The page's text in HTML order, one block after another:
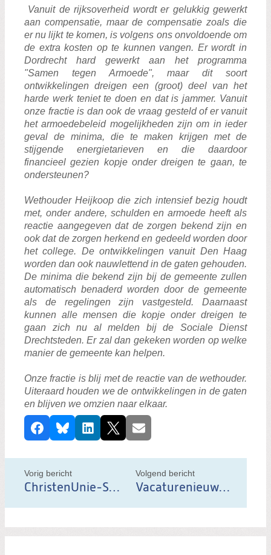
Vanuit de rijksoverheid wordt er gelukkig gewerkt
aan compensatie, maar de compensatie zoals die
er nu lijkt te komen, is volgens ons onvoldoende om
de extra kosten op te kunnen vangen. Er wordt in
Dordrecht hard gewerkt aan het programma
"Samen tegen Armoede", maar dit soort
ontwikkelingen dreigen een (groot) deel van het
harde werk teniet te doen en dat is jammer. Vanuit
onze fractie is dan ook de vraag gesteld of er vanuit
het armoedebeleid mogelijkheden zijn om in ieder
geval de minima, die te maken krijgen met de
stijgende energietarieven en die daardoor
financieel gezien kopje onder dreigen te gaan, te
ondersteunen?
Wethouder Heijkoop die zich intensief bezig houdt
met, onder andere, schulden en armoede heeft als
reactie aangegeven dat de zorgen bekend zijn en
ook dat de zorgen herkend en gedeeld worden door
het college. De ontwikkelingen vanuit Den Haag
worden dan ook nauwlettend in de gaten gehouden.
De minima die bekend zijn bij de gemeente zullen
automatisch benaderd worden door de gemeente
als de regelingen zijn vastgesteld. Daarnaast
kunnen alle mensen die kopje onder dreigen te
gaan zich nu al melden bij de Sociale Dienst
Drechtsteden. Er zal dan gekeken worden op welke
manier de gemeente kan helpen.
Onze fractie is blij met de reactie van de wethouder.
Uiteraard houden we de ontwikkelingen in de gaten
en blijven we omzien naar elkaar.
D
e
e
l
d
b
FacebookBlueskyLinkedIn
X E-mail
Vorig bericht
ChristenUnie-SGP Dordrecht presenteert haar nieuwe verkiezingsprogramma
Volgend bericht
Vacaturenieuws: Fractiesecretaris